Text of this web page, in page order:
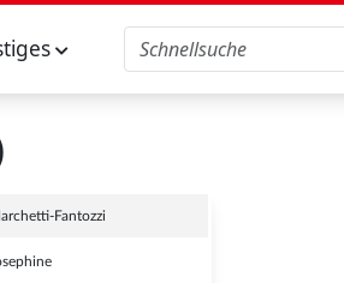
Fantozzi